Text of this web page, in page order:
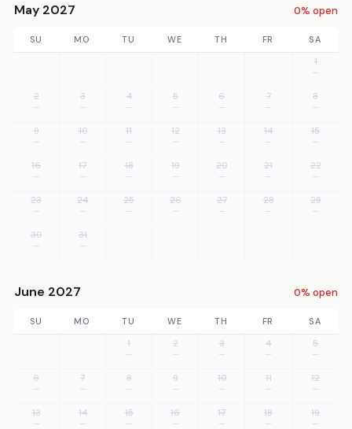
May 2027 0% open
SU MO TU WE TH FR
SA
1
—
2
—
3
—
4
—
5
—
6
—
7
—
8
—
9
—
10
—
11
—
12
—
13
—
14
—
15
—
16
—
17
—
18
—
19
—
20
—
21
—
22
—
23
—
24
—
25
—
26
—
27
—
28
—
29
—
30
—
31
—
June 2027 0% open
SU MO TU WE TH FR
SA
1
—
2
—
3
—
4
—
5
—
6
—
7
—
8
—
9
—
10
—
11
—
12
—
13
—
14
—
15
—
16
—
17
—
18
—
19
—